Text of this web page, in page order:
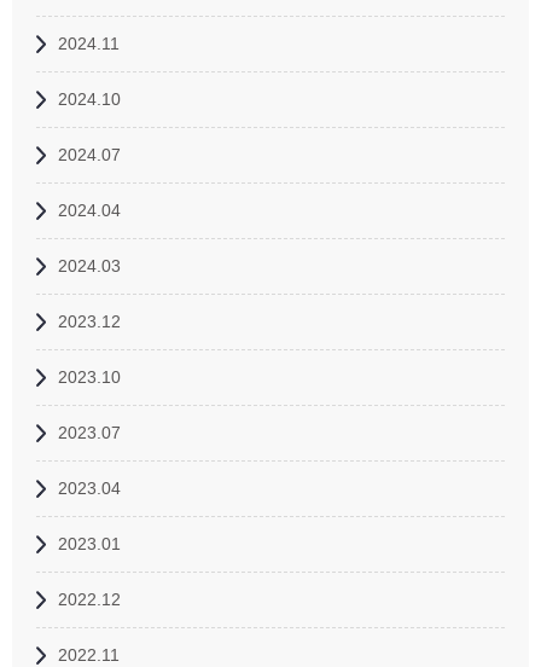
2024.11
2024.10
2024.07
2024.04
2024.03
2023.12
2023.10
2023.07
2023.04
2023.01
2022.12
2022.11